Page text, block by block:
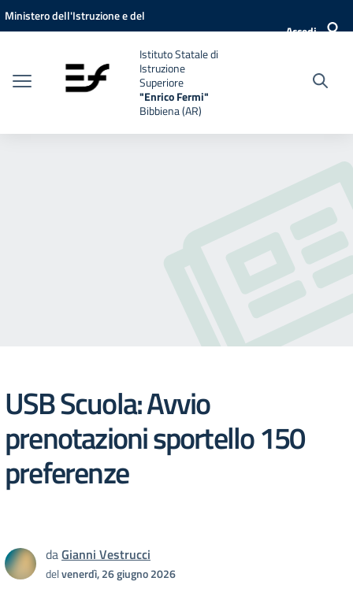
Vai ai contenuti
Vai al menu di navigazione
Vai al footer
Ministero dell'Istruzione e del
Accedi
Istituto Statale di
Istruzione
Superiore
"Enrico Fermi"
Bibbiena (AR)
USB Scuola: Avvio
prenotazioni sportello 150
preferenze
daGianni Vestrucci
delvenerdì, 26 giugno 2026